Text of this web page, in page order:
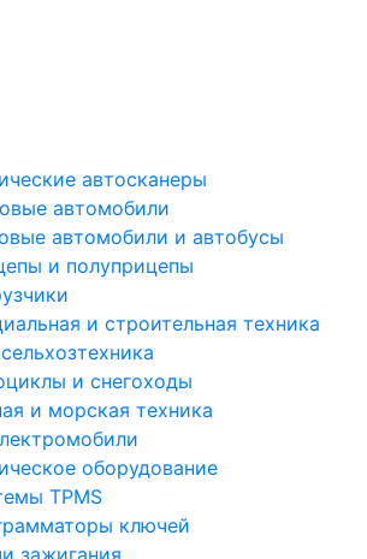
автосканеры
автомобили
автомобили и автобусы
и полуприцепы
и строительная техника
и снегоходы
и морская техника
оборудование
TPMS
ключей
зажигания